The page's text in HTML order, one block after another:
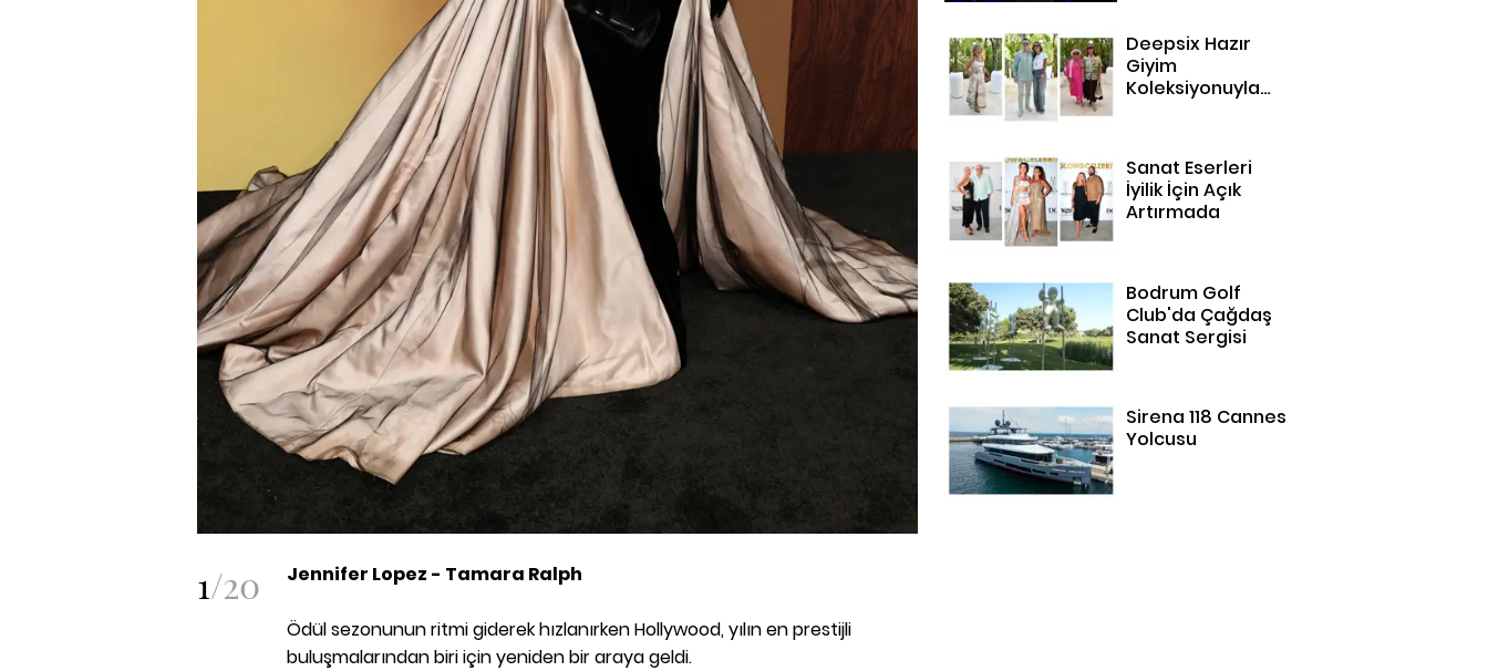
1/20 Jennifer Lopez - Tamara Ralph
Ödül sezonunun ritmi giderek hızlanırken Hollywood, yılın en prestijli
buluşmalarından biri için yeniden bir araya geldi.
Deepsix Hazır
Giyim
Koleksiyonuyla
Sanat Eserleri
İyilik İçin Açık
Artırmada
Bodrum Golf
Club'da Çağdaş
Sanat Sergisi
Sirena 118 Cannes
Yolcusu